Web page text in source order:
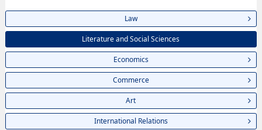
Law
Literature and Social Sciences
Economics
Commerce
Art
International Relations